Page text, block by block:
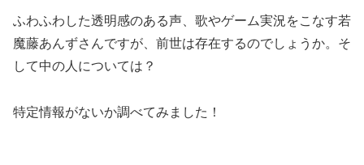
ふわふわした透明感のある声、歌やゲーム実況をこなす若
魔藤あんずさんですが、前世は存在するのでしょうか。そ
して中の人については？
特定情報がないか調べてみました！